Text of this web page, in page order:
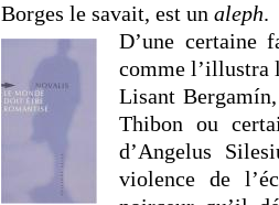
Borges le savait, est un aleph.
D’une certaine
comme l’illustra
Lisant
Thibon ou
d’Angelus
violence de